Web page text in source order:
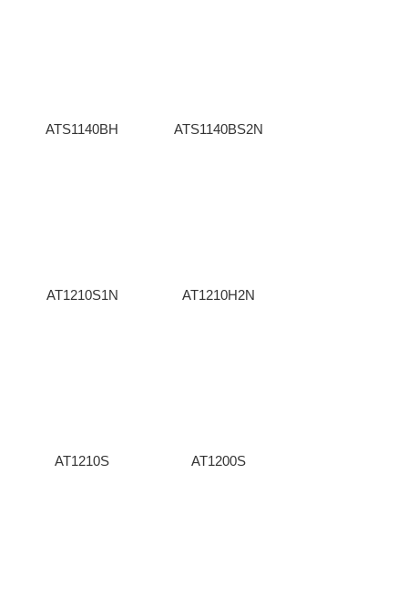
ATS1140BH ATS1140BS2N
AT1210S1N AT1210H2N
AT1210S AT1200S